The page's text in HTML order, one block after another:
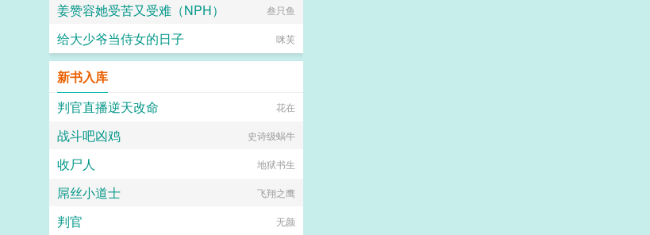
姜赞容她受苦又受难（NPH） 叁只鱼
给大少爷当侍女的日子 咪芙
新书入库
判官直播逆天改命
花在
战斗吧凶鸡 史诗级蜗牛
收尸人 地狱书生
屌丝小道士 飞翔之鹰
判官 无颜